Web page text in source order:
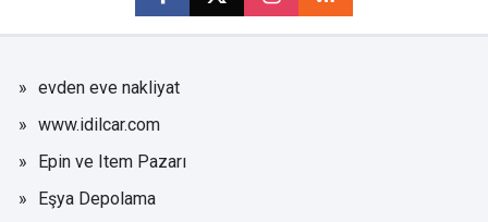
evden eve nakliyat
www.idilcar.com
Epin ve Item Pazarı
Eşya Depolama